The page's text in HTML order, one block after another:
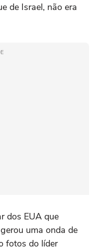
de Israel, não era
dos EUA que
uma onda de
fotos do líder